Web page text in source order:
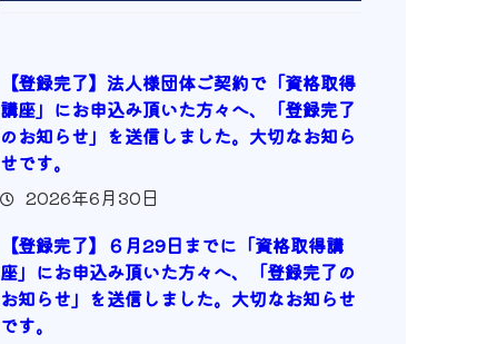
【登録完了】法人様団体ご契約で「資格取得
講座」にお申込み頂いた方々へ、「登録完了
のお知らせ」を送信しました。大切なお知ら
せです。
2026年6月30日
【登録完了】６月29日までに「資格取得講
座」にお申込み頂いた方々へ、「登録完了の
お知らせ」を送信しました。大切なお知らせ
です。